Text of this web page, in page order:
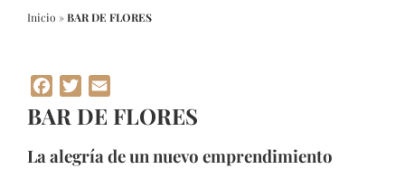
Inicio »BAR DE FLORES
Facebook
Twitter
BAR DE FLORES
La alegría de un nuevo emprendimiento